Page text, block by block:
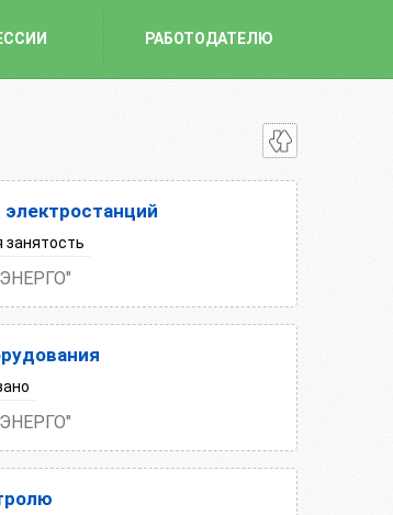
РАБОТОДАТЕЛЮ
занятость